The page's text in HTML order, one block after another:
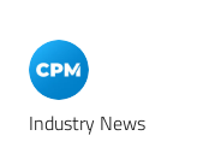
Industry News